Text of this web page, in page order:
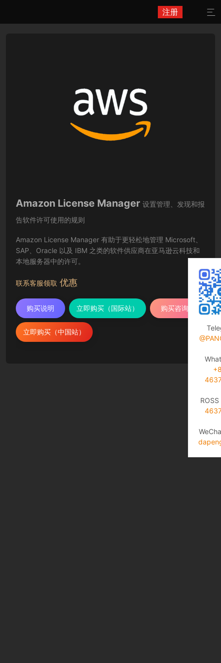
注册 
Amazon License Manager 设置管理、发现和报
告软件许可使用的规则
Amazon License Manager 有助于更轻松地管理 Microsoft、
SAP、Oracle 以及 IBM 之类的软件供应商在亚马逊云科技和
本地服务器中的许可。
联系客服领取 优惠
购买说明 立即购买（国际站） 购买咨询
立即购买（中国站）